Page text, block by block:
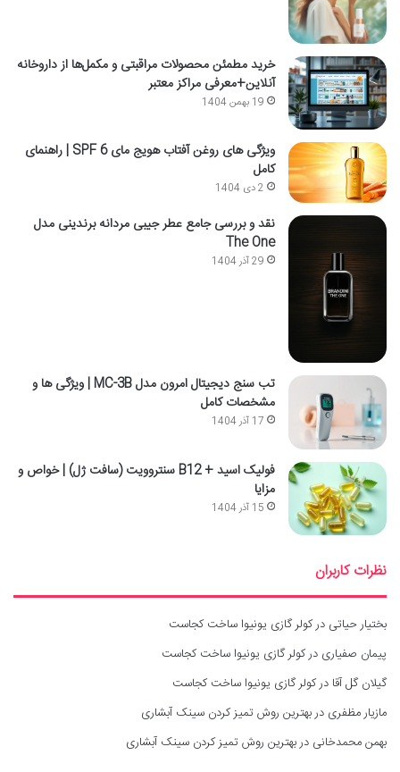
خرید مطمئن محصولات مراقبتی و مکمل‌ها از داروخانه
آنلاین+معرفی مراکز معتبر
19 بهمن 1404
ویژگی های روغن آفتاب هویج مای SPF 6 | راهنمای
کامل
2 دی 1404
نقد و بررسی جامع عطر جیبی مردانه برندینی مدل
The One
29 آذر 1404
تب سنج دیجیتال امرون مدل MC-3B | ویژگی ها و
مشخصات کامل
17 آذر 1404
فولیک اسید + B12 سنتروویت (سافت ژل) | خواص و
مزایا
15 آذر 1404
نظرات کاربران
بختیار حیاتی درکولر گازی یونیوا ساخت کجاست
پیمان صفیاری درکولر گازی یونیوا ساخت کجاست
گیلان گل آقا درکولر گازی یونیوا ساخت کجاست
مازیار مظفری دربهترین روش تمیز کردن سینک آبشاری
بهمن محمدخانی دربهترین روش تمیز کردن سینک آبشاری